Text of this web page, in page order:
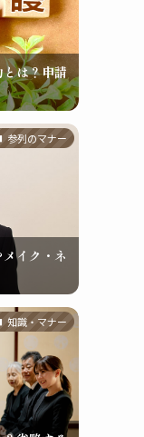
は？申請
参列のマナー
イク・ネ
知識・マナー